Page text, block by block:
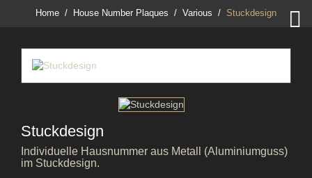

Home House Number Plaques Various Stuckdesign
Stuckdesign
Individuelle Hausnummer aus Metall (Aluminiumguss)
im Stuckdesign.